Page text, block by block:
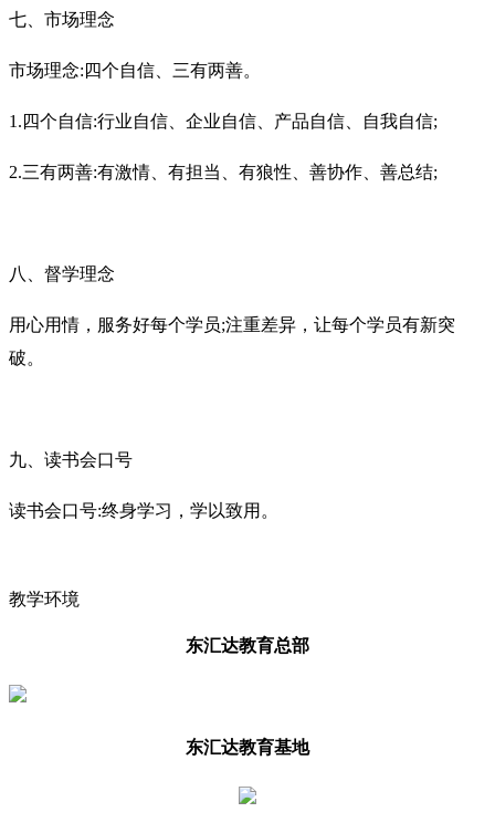
七、市场理念
市场理念:四个自信、三有两善。
1. 四个自信:行业自信、企业自信、产品自信、自我自信;
2.三有两善:有激情、有担当、有狼性、善协作、善总结;
八、督学理念
用心用情，服务好每个学员;注重差异，让每个学员有新突
破。
九、读书会口号
读书会口号:终身学习，学以致用。
教学环境
东汇达教育总部
东汇达教育基地